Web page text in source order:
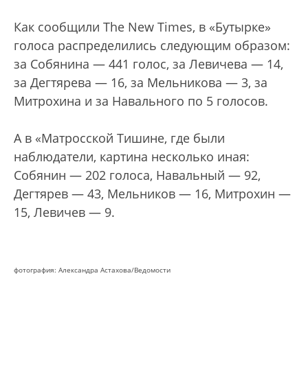
Как сообщили The New Times, в «Бутырке»
голоса распределились следующим образом:
за Собянина — 441 голос, за Левичева — 14,
за Дегтярева — 16, за Мельникова — 3, за
Митрохина и за Навального по 5 голосов.
А в «Матросской Тишине, где были
наблюдатели, картина несколько иная:
Собянин — 202 голоса, Навальный — 92,
Дегтярев — 43, Мельников — 16, Митрохин —
15, Левичев — 9.
фотография: Александра Астахова/Ведомости